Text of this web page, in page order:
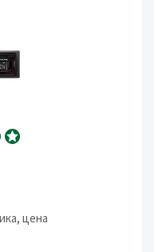
цена